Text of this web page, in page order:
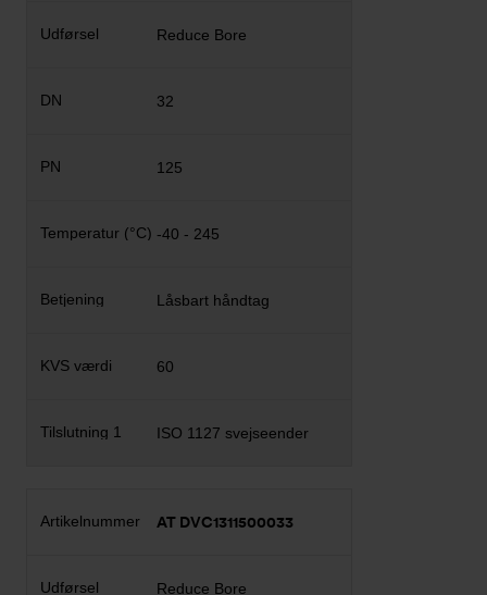
Reduce Bore
32
125
-40 - 245
Låsbart håndtag
60
ISO 1127 svejseender
AT DVC1311500033
Reduce Bore